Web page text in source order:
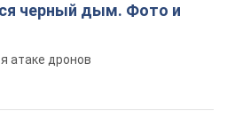
черный дым. Фото и
атаке дронов